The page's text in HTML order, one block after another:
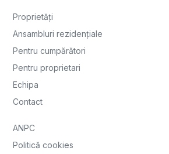
Proprietăți
Ansambluri rezidențiale
Pentru cumpărători
Pentru proprietari
Echipa
Contact
ANPC
Politică cookies